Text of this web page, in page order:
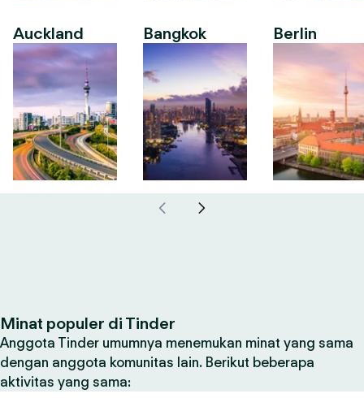
Auckland Bangkok Berlin
Minat populer di Tinder
Anggota Tinder umumnya menemukan minat yang sama
dengan anggota komunitas lain. Berikut beberapa
aktivitas yang sama: